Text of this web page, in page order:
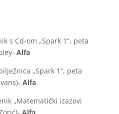
s Cd-om „Spark 1“, peta
Alfa
„Spark 1“, peta
Alfa
„Matematički izazovi